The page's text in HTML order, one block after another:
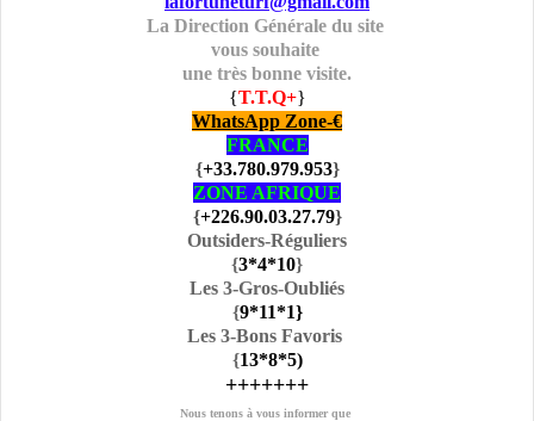
La Direction Générale du site
vous souhaite
une très bonne visite.
{T.T.Q+}
WhatsApp Zone-€
FRANCE
{+33.780.979.953}
ZONE AFRIQUE
{+226.90.03.27.79}
Outsiders-Réguliers
{3*4*10}
Les 3-Gros-Oubliés
{9*11*1}
Les 3-Bons Favoris
{13*8*5)
+++++++
Nous tenons à vous informer que